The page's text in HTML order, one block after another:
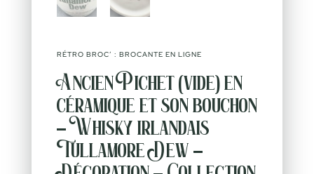
RÉTRO BROC’ : BROCANTE EN LIGNE
Ancien Pichet (vide) en
céramique et son bouchon
– Whisky irlandais
Tullamore Dew –